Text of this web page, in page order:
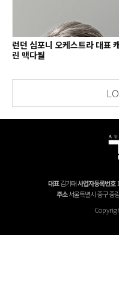
런던 심포니 오케스트라 대표
린 맥다월
대표김기태사업자등록번호
주소서울특별시 중구 중